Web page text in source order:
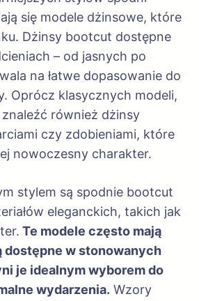
się modele dżinsowe, które
Dżinsy bootcut dostępne
– od jasnych po
na łatwe dopasowanie do
Oprócz klasycznych modeli,
również dżinsy
czy zdobieniami, które
nowoczesny charakter.
stylem są spodnie bootcut
eleganckich, takich jak
Te modele często mają
dostępne w stonowanych
je idealnym wyborem do
wydarzenia. Wzory